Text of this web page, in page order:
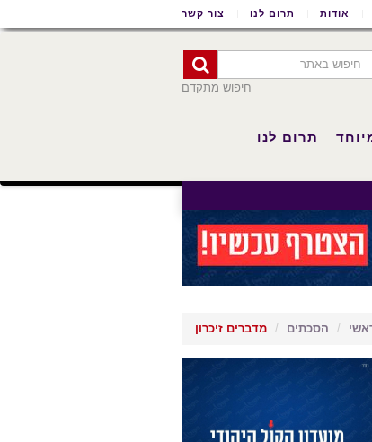
אודות תרום לנו צור קשר
חיפוש מתקדם
תרום לנו
הסכתים מדברים זיכרון